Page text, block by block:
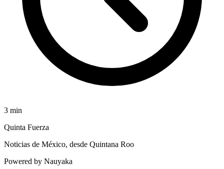
3 min
Quinta Fuerza
Noticias de México, desde Quintana Roo
Powered by Nauyaka